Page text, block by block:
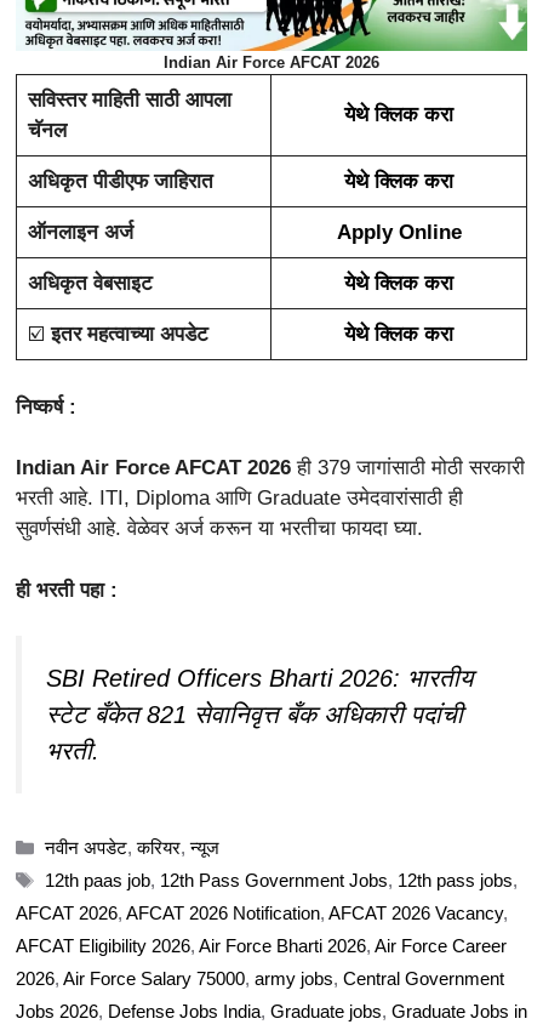
Indian Air Force AFCAT 2026
सविस्तर माहिती साठी आपला
चॅनल
येथे क्लिक करा
अधिकृत पीडीएफ जाहिरात येथे क्लिक करा
ऑनलाइन अर्ज Apply Online
अधिकृत वेबसाइट येथे क्लिक करा
☑️इतर महत्वाच्या अपडेट येथे क्लिक करा
निष्कर्ष :
Indian Air Force AFCAT 2026 ही 379 जागांसाठी मोठी सरकारी
भरती आहे. ITI, Diploma आणि Graduate उमेदवारांसाठी ही
सुवर्णसंधी आहे. वेळेवर अर्ज करून या भरतीचा फायदा घ्या.
ही भरती पहा :
SBI Retired Officers Bharti 2026: भारतीय
स्टेट बँकेत 821 सेवानिवृत्त बँक अधिकारी पदांची
भरती.
Categories
नवीन अपडेट,करियर,न्यूज
Tags
12th paas job, 12th Pass Government Jobs, 12th pass jobs,
AFCAT 2026, AFCAT 2026 Notification, AFCAT 2026 Vacancy,
AFCAT Eligibility 2026, Air Force Bharti 2026, Air Force Career
2026, Air Force Salary 75000, army jobs, Central Government
Jobs 2026, Defense Jobs India, Graduate jobs, Graduate Jobs in